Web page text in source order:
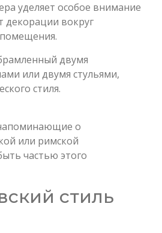
уделяет особое внимание
декорации вокруг
двумя
или двумя стульями,
стиля.
о
или римской
частью этого
стиль